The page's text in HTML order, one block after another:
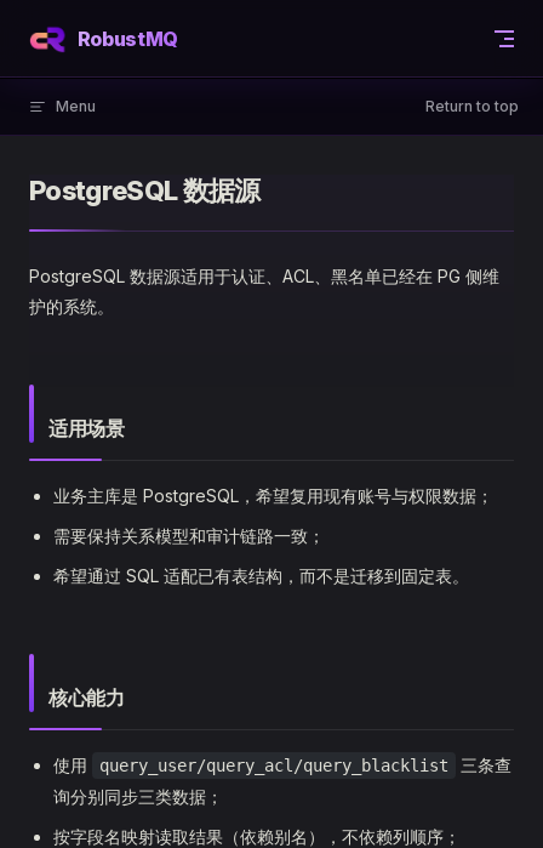
Skip to content
RobustMQ
Menu Return to top
PostgreSQL 数据源
PostgreSQL 数据源适用于认证、ACL、黑名单已经在 PG 侧维
护的系统。
适用场景
业务主库是 PostgreSQL，希望复用现有账号与权限数据；
需要保持关系模型和审计链路一致；
希望通过 SQL 适配已有表结构，而不是迁移到固定表。
核心能力
使用 query_user/query_acl/query_blacklist
三条查
询分别同步三类数据；
按字段名映射读取结果（依赖别名），不依赖列顺序；